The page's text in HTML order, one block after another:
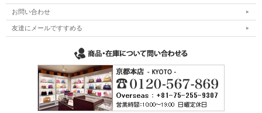
お問い合わせ
友達にメールですすめる